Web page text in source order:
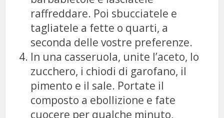
raffreddare. Poi sbucciatele e
tagliatele a fette o quarti, a
seconda delle vostre preferenze.
In una casseruola, unite l’aceto, lo
zucchero, i chiodi di garofano, il
pimento e il sale. Portate il
composto a ebollizione e fate
cuocere per qualche minuto,